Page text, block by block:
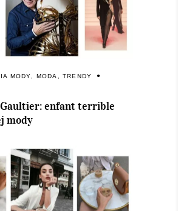
MODY MODA ,TRENDY
Gaultier: enfant terrible
mody